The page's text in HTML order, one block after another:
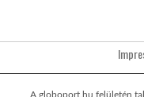
A globoport.hu felületén